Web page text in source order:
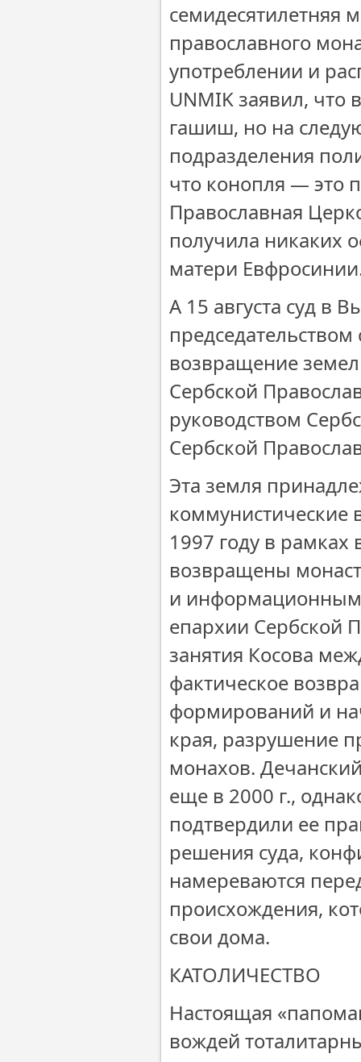
семидесятилетняя
православного
употреблении и
UNМIK заявил, что
гашиш, но на
подразделения
что конопля — это
Православная
получила никаких
матери
А 15 августа суд в
возвращение
Сербской
руководством
Сербской
Эта земля
коммунистические
1997 году в рамках
возвращены
и информационным
епархии Сербской
занятия Косова
фактическое
формирований и
края, разрушение
монахов.
еще в 2000 г.,
подтвердили ее
решения суда,
намереваются
происхождения,
свои дома.
КАТОЛИЧЕСТВО
Настоящая
вождей